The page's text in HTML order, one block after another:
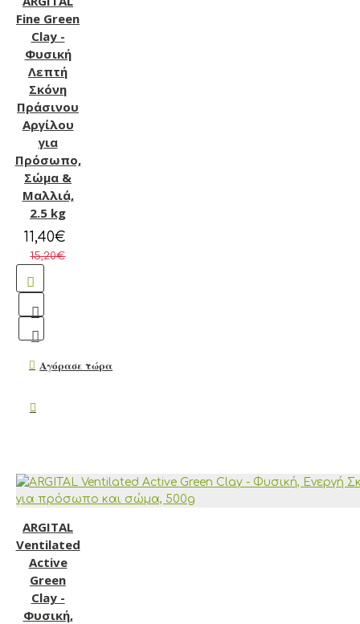
Fine Green
Clay -
Φυσική
Λεπτή
Σκόνη
Πράσινου
Αργίλου
για
Πρόσωπο,
Σώμα &
Μαλλιά,
2.5 kg
11,40€
15,20€
Αγόρασε τώρα
ARGITAL
Ventilated
Active
Green
Clay -
Φυσική,